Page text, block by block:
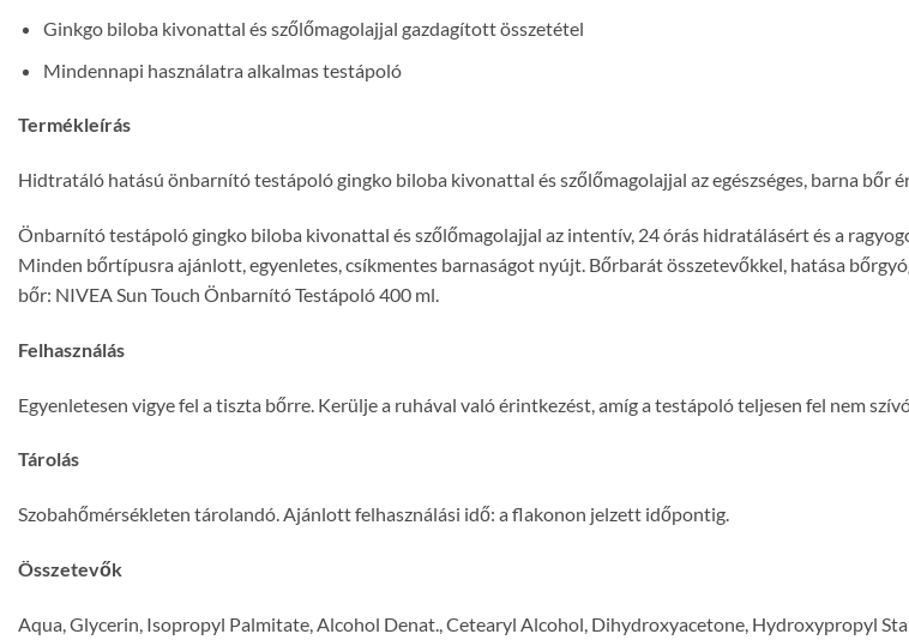
Ginkgo biloba kivonattal és szőlőmagolajjal gazdagított összetétel
Mindennapi használatra alkalmas testápoló
Termékleírás
Hidtratáló hatású önbarnító testápoló gingko biloba kivonattal és szőlőmagolajjal az egészséges, barna bőr
Önbarnító testápoló gingko biloba kivonattal és szőlőmagolajjal az intentív, 24 órás hidratálásért és a
Minden bőrtípusra ajánlott, egyenletes, csíkmentes barnaságot nyújt. Bőrbarát összetevőkkel, hatása
bőr: NIVEASun Touch Önbarnító Testápoló 400 ml.
Felhasználás
Egyenletesen vigye fel a tiszta bőrre. Kerülje a ruhával való érintkezést, amíg a testápoló teljesen fel nem
Tárolás
Szobahőmérsékleten tárolandó. Ajánlott felhasználási idő: a flakonon jelzett időpontig.
Összetevők
Aqua, Glycerin, Isopropyl Palmitate, Alcohol Denat., Cetearyl Alcohol, Dihydroxyacetone, Hydroxypropyl